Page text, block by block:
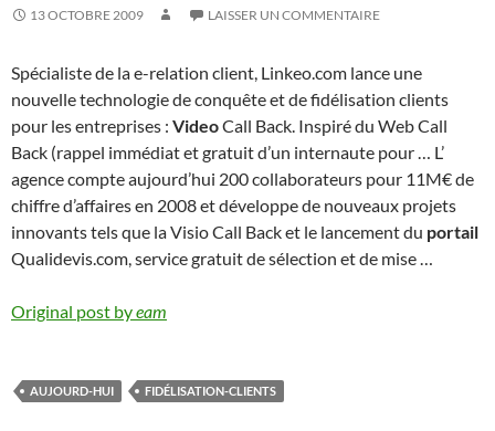
13 OCTOBRE 2009 LAISSER UN COMMENTAIRE
Spécialiste de la e-relation client, Linkeo.com lance une
nouvelle technologie de conquête et de fidélisation clients
pour les entreprises : VideoCall Back. Inspiré du Web Call
Back (rappel immédiat et gratuit d’un internaute pour … L’
agence compte aujourd’hui 200 collaborateurs pour 11M€ de
chiffre d’affaires en 2008 et développe de nouveaux projets
innovants tels que la Visio Call Back et le lancement du portail
Qualidevis.com, service gratuit de sélection et de mise …
Original post byeam
AUJOURD-HUI FIDÉLISATION-CLIENTS